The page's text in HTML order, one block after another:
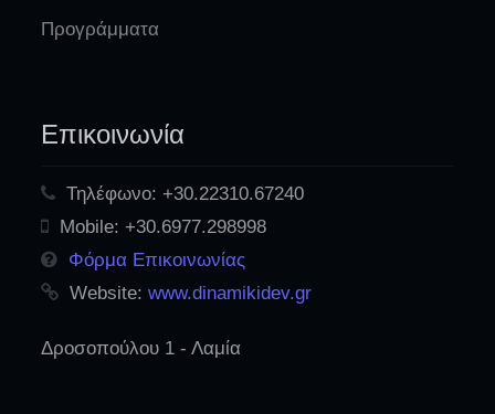
Προγράμματα
Επικοινωνία
Τηλέφωνο: +30.22310.67240
Mobile: +30.6977.298998
Φόρμα Επικοινωνίας
Website: www.dinamikidev.gr
Δροσοπούλου 1 - Λαμία